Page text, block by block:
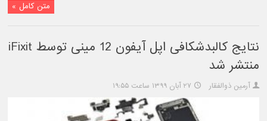
متن کامل »
نتایج کالبدشکافی اپل آیفون 12 مینی توسط iFixit
منتشر شد
آرمین ذوالفقار ۲۷ آبان ۱۳۹۹ ساعت ۱۹:۵۵